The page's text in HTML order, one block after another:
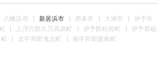
八幡浜市 新居浜市 西条市 大洲市 伊予市
上浮穴郡久万高原町 伊予郡松前町 伊予郡砥
北宇和郡鬼北町 南宇和郡愛南町